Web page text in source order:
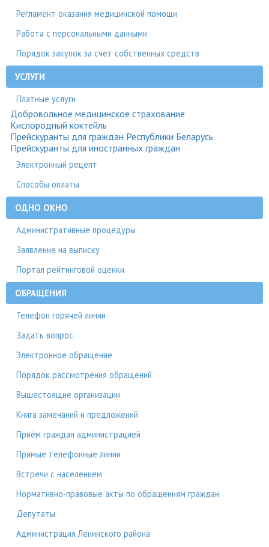
Регламент оказания медицинской помощи
Работа с персональными данными
Порядок закупок за счет собственных средств
УСЛУГИ
Платные услуги
Добровольное медицинское страхование
Кислородный коктейль
Прейскуранты для граждан Республики Беларусь
Прейскуранты для иностранных граждан
Электронный рецепт
Способы оплаты
ОДНО ОКНО
Административные процедуры
Заявление на выписку
Портал рейтинговой оценки
ОБРАЩЕНИЯ
Телефон горячей линии
Задать вопрос
Электронное обращение
Порядок рассмотрения обращений
Вышестоящие организации
Книга замечаний и предложений
Приём граждан администрацией
Прямые телефонные линии
Встречи с населением
Нормативно-правовые акты по обращениям граждан
Депутаты
Администрация Ленинского района